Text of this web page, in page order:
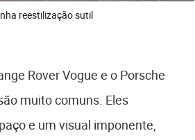
reestilização sutil
Rover Vogue e o Porsche
muito comuns. Eles
e um visual imponente,